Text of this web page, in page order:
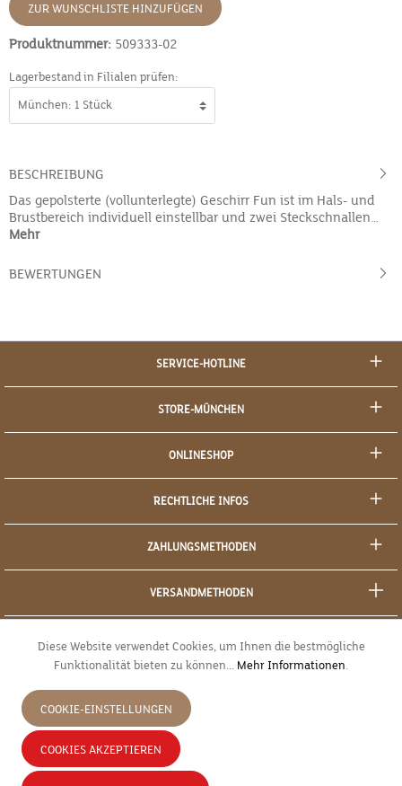
ZUR WUNSCHLISTE HINZUFÜGEN
Produktnummer: 509333-02
Lagerbestand in Filialen prüfen:
BESCHREIBUNG
Das gepolsterte (vollunterlegte) Geschirr Fun ist im Hals- und
Brustbereich individuell einstellbar und zwei Steckschnallen…
Mehr
BEWERTUNGEN
SERVICE-HOTLINE
STORE-MÜNCHEN
ONLINESHOP
RECHTLICHE INFOS
ZAHLUNGSMETHODEN
VERSANDMETHODEN
JETZT WIDERRUFEN
Diese Website verwendet Cookies, um Ihnen die bestmögliche
Funktionalität bieten zu können... Mehr Informationen.
COOKIE-EINSTELLUNGEN
COOKIES AKZEPTIEREN